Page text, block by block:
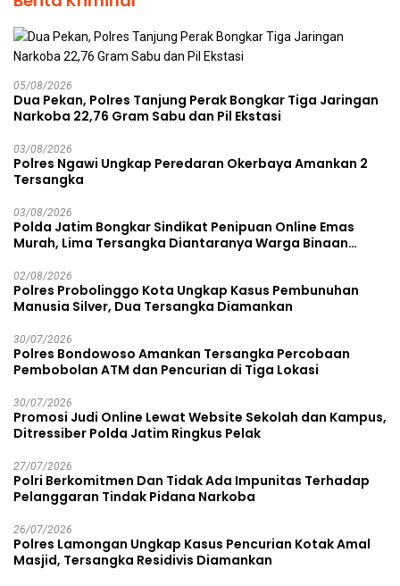
05/08/2026
Dua Pekan, Polres Tanjung Perak Bongkar Tiga Jaringan
Narkoba 22,76 Gram Sabu dan Pil Ekstasi
03/08/2026
Polres Ngawi Ungkap Peredaran Okerbaya Amankan 2
Tersangka
03/08/2026
Polda Jatim Bongkar Sindikat Penipuan Online Emas
Murah, Lima Tersangka Diantaranya Warga Binaan
02/08/2026
Polres Probolinggo Kota Ungkap Kasus Pembunuhan
Manusia Silver, Dua Tersangka Diamankan
30/07/2026
Polres Bondowoso Amankan Tersangka Percobaan
Pembobolan ATM dan Pencurian di Tiga Lokasi
30/07/2026
Promosi Judi Online Lewat Website Sekolah dan Kampus,
Ditressiber Polda Jatim Ringkus Pelak
27/07/2026
Polri Berkomitmen Dan Tidak Ada Impunitas Terhadap
Pelanggaran Tindak Pidana Narkoba
26/07/2026
Polres Lamongan Ungkap Kasus Pencurian Kotak Amal
Masjid, Tersangka Residivis Diamankan